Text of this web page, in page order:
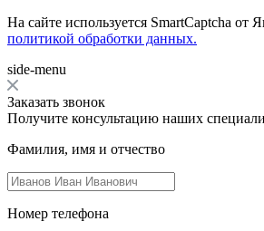
На сайте используется SmartCaptcha от
политикой обработки данных.
side-menu
Заказать звонок
Получите консультацию наших
Фамилия, имя и отчество
Номер телефона